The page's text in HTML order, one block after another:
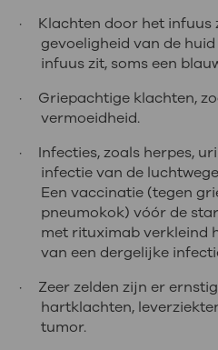
·
Klachten door het infuus
gevoeligheid van de
infuus zit, soms een
·
Griepachtige klachten,
vermoeidheid.
·
Infecties, zoals herpes,
infectie van de
Een vaccinatie (tegen
pneumokok) vóór de
met rituximab verkleind
van een dergelijke
·
Zeer zelden zijn er
hartklachten,
tumor.